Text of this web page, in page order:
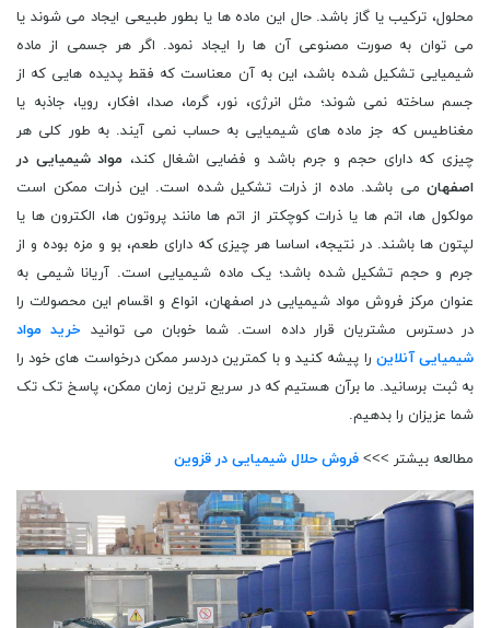
محلول، ترکیب یا گاز باشد. حال این ماده ها یا بطور طبیعی ایجاد می شوند یا
می توان به صورت مصنوعی آن ها را ایجاد نمود. اگر هر جسمی از ماده
شیمیایی تشکیل شده باشد، این به آن معناست که فقط پدیده هایی که از
جسم ساخته نمی شوند؛ مثل انرژی، نور، گرما، صدا، افکار، رویا، جاذبه یا
مغناطیس که جز ماده های شیمیایی به حساب نمی آیند. به طور کلی هر
چیزی که دارای حجم و جرم باشد و فضایی اشغال کند، مواد شیمیایی در
اصفهان می باشد. ماده از ذرات تشکیل شده است. این ذرات ممکن است
مولکول ها، اتم ها یا ذرات کوچکتر از اتم ها مانند پروتون ها، الکترون ها یا
لپتون ها باشند. در نتیجه، اساسا هر چیزی که دارای طعم، بو و مزه بوده و از
جرم و حجم تشکیل شده باشد؛ یک ماده شیمیایی است. آریانا شیمی به
عنوان مرکز فروش مواد شیمیایی در اصفهان، انواع و اقسام این محصولات را
در دسترس مشتریان قرار داده است. شما خوبان می توانید خرید مواد
شیمیایی آنلاین را پیشه کنید و با کمترین دردسر ممکن درخواست های خود را
به ثبت برسانید. ما برآن هستیم که در سریع ترین زمان ممکن، پاسخ تک تک
شما عزیزان را بدهیم.
مطالعه بیشتر >>> فروش حلال شیمیایی در قزوین